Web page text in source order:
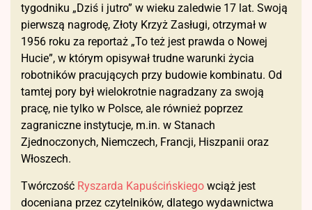
tygodniku „Dziś i jutro” w wieku zaledwie 17 lat. Swoją
pierwszą nagrodę, Złoty Krzyż Zasługi, otrzymał w
1956 roku za reportaż „To też jest prawda o Nowej
Hucie”, w którym opisywał trudne warunki życia
robotników pracujących przy budowie kombinatu. Od
tamtej pory był wielokrotnie nagradzany za swoją
pracę, nie tylko w Polsce, ale również poprzez
zagraniczne instytucje, m.in. w Stanach
Zjednoczonych, Niemczech, Francji, Hiszpanii oraz
Włoszech.
Twórczość Ryszarda Kapuścińskiego wciąż jest
doceniana przez czytelników, dlatego wydawnictwa